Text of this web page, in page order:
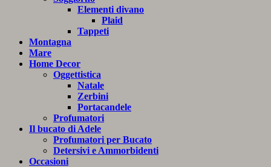
Elementi divano
Plaid
Tappeti
Montagna
Mare
Home Decor
Oggettistica
Natale
Zerbini
Portacandele
Profumatori
Il bucato di Adele
Profumatori per Bucato
Detersivi e Ammorbidenti
Occasioni